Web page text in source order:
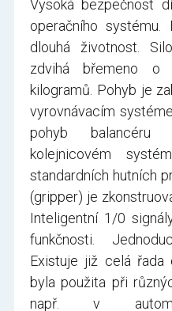
Vysoká bezpečnost
operačního systému.
dlouhá životnost.
zdvihá břemeno o
kilogramů. Pohyb je
vyrovnávacím
pohyb
kolejnicovém
standardních hutních
(gripper) je
Inteligentní 1/0
funkčnosti.
Existuje již celá řada
byla použita při
např. v